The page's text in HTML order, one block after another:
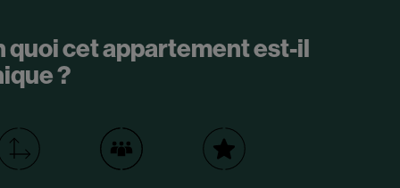
quoi cet appartement est-il
?